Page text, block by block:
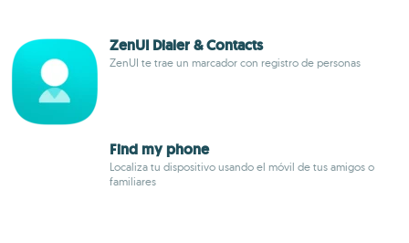
ZenUI Dialer & Contacts
ZenUI te trae un marcador con registro de personas
Find my phone
Localiza tu dispositivo usando el móvil de tus amigos o
familiares